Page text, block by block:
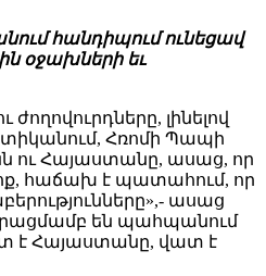
հանդիպում ունեցավ
օջախների եւ
լինելով
Հռոմի Պապի
ու Հայաստանը, ասաց, որ
հաճախ է պատահում, որ
ասաց
են պահպանում
է Հայաստանը, վատ է